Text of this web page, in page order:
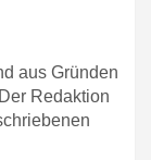
aus Gründen
Redaktion